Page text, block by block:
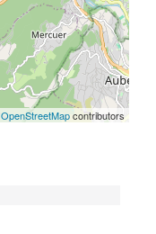
OpenStreetMapcontributors